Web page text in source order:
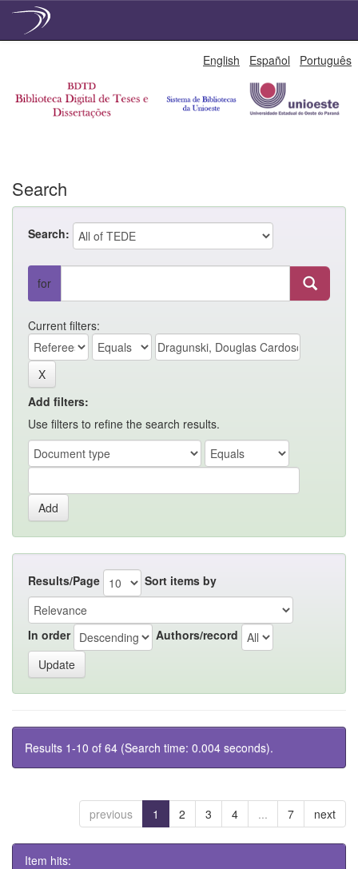
English Español Português
Search
Search:
for
Current filters:
Add filters:
Use filters to refine the search results.
Results/Page Sort items by
In order Authors/record
Results 1-10 of 64 (Search time: 0.004 seconds).
previous 1 2 3 4 ... 7 next
Item hits: